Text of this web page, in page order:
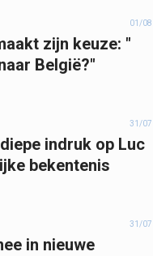
01/08
zijn keuze: "
België?"
31/07
indruk op Luc
bekentenis
31/07
in nieuwe